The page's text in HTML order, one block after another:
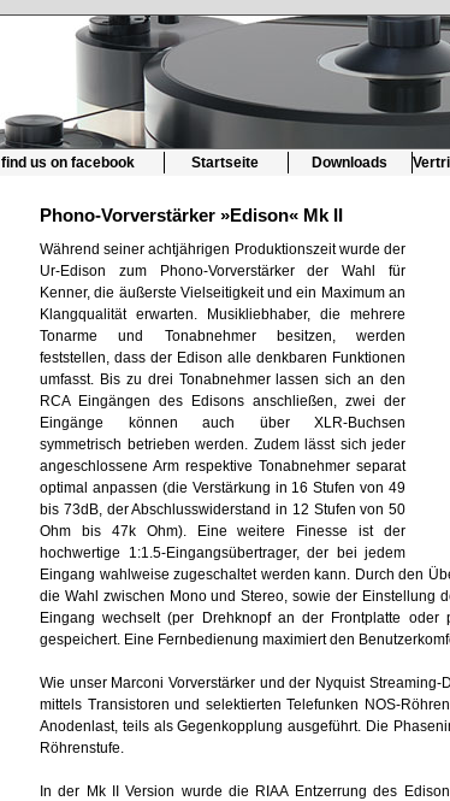
find us on facebook Startseite Downloads
Phono-Vorverstärker »Edison« Mk II
Während seiner achtjährigen Produktionszeit wurde der
Ur-Edison zum Phono-Vorverstärker der Wahl für
Kenner, die äußerste Vielseitigkeit und ein Maximum an
Klangqualität erwarten. Musikliebhaber, die mehrere
Tonarme und Tonabnehmer besitzen, werden
feststellen, dass der Edison alle denkbaren Funktionen
umfasst. Bis zu drei Tonabnehmer lassen sich an den
RCA Eingängen des Edisons anschließen, zwei der
Eingänge können auch über XLR-Buchsen
symmetrisch betrieben werden. Zudem lässt sich jeder
angeschlossene Arm respektive Tonabnehmer separat
optimal anpassen (die Verstärkung in 16 Stufen von 49
bis 73dB, der Abschlusswiderstand in 12 Stufen von 50
Ohm bis 47k Ohm). Eine weitere Finesse ist der
hochwertige 1:1.5-Eingangsübertrager, der bei jedem
Eingang wahlweise zugeschaltet werden kann. Durch den
die Wahl zwischen Mono und Stereo, sowie der Einstellung
Eingang wechselt (per Drehknopf an der Frontplatte
gespeichert. Eine Fernbedienung maximiert den
Wie unser Marconi Vorverstärker und der Nyquist
mittels Transistoren und selektierten Telefunken NOS-
Anodenlast, teils als Gegenkopplung ausgeführt. Die
Röhrenstufe.
In der Mk II Version wurde die RIAA Entzerrung des